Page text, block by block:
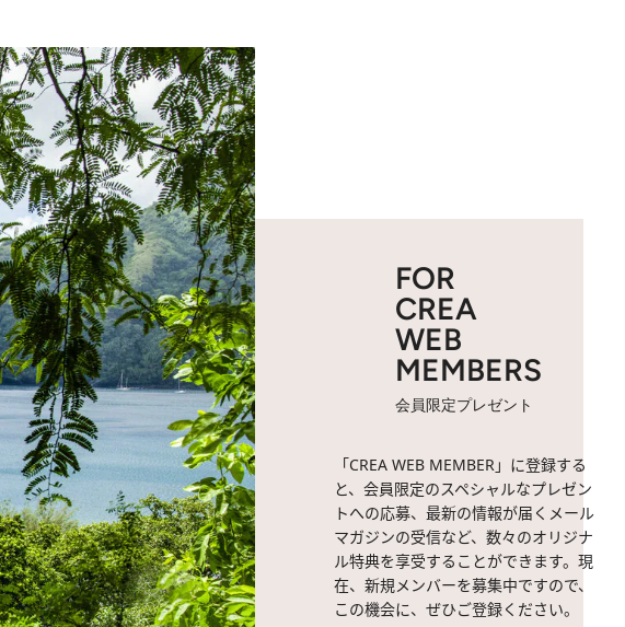
FOR
CREA
WEB
MEMBERS
会員限定プレゼント
「CREA WEB MEMBER」に登録する
と、会員限定のスペシャルなプレゼン
トへの応募、最新の情報が届くメール
マガジンの受信など、数々のオリジナ
ル特典を享受することができます。現
在、新規メンバーを募集中ですので、
この機会に、ぜひご登録ください。